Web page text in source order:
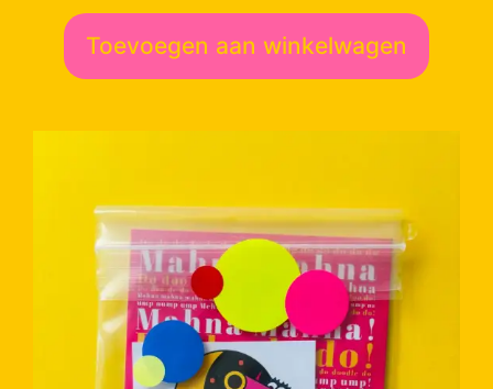
Toevoegen aan winkelwagen